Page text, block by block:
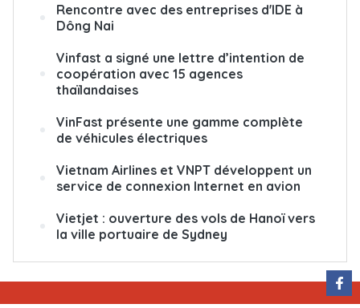
Rencontre avec des entreprises d'IDE à
Dông Nai
Vinfast a signé une lettre d’intention de
coopération avec 15 agences
thaïlandaises
VinFast présente une gamme complète
de véhicules électriques
Vietnam Airlines et VNPT développent un
service de connexion Internet en avion
Vietjet : ouverture des vols de Hanoï vers
la ville portuaire de Sydney